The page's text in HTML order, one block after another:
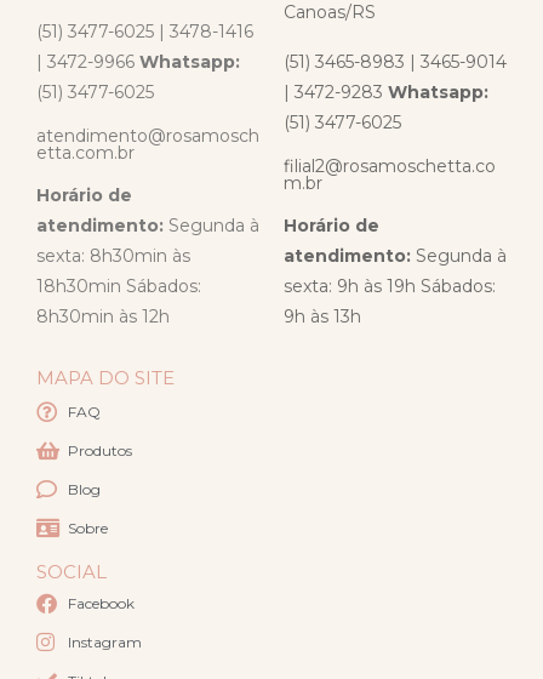
(51) 3477-6025 | 3478-1416
| 3472-9966 Whatsapp:
(51) 3477-6025
atendimento@rosamosch
etta.com.br
Horário de
atendimento: Segunda à
sexta: 8h30min às
18h30min Sábados:
8h30min às 12h
Canoas/RS
(51) 3465-8983 | 3465-9014
| 3472-9283 Whatsapp:
(51) 3477-6025
filial2@rosamoschetta.co
m.br
Horário de
atendimento: Segunda à
sexta: 9h às 19h Sábados:
9h às 13h
MAPA DO SITE
FAQ
Produtos
Blog
Sobre
SOCIAL
Facebook
Instagram